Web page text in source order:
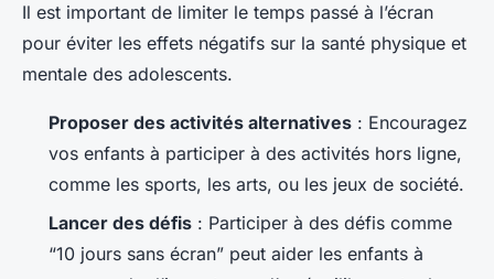
Il est important de limiter le temps passé à l’écran
pour éviter les effets négatifs sur la santé physique et
mentale des adolescents.
Proposer des activités alternatives : Encouragez
vos enfants à participer à des activités hors ligne,
comme les sports, les arts, ou les jeux de société.
Lancer des défis : Participer à des défis comme
“10 jours sans écran” peut aider les enfants à